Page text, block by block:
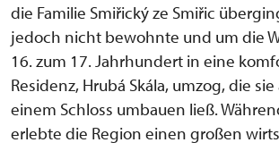
die Familie Smiřický ze Smiřic
jedoch nicht bewohnte und um die
16. zum 17. Jahrhundert in eine
Residenz, Hrubá Skála, umzog, die
einem Schloss umbauen ließ.
erlebte die Region einen großen